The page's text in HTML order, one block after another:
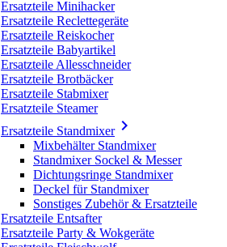
Ersatzteile Minihacker
Ersatzteile Reclettegeräte
Ersatzteile Reiskocher
Ersatzteile Babyartikel
Ersatzteile Allesschneider
Ersatzteile Brotbäcker
Ersatzteile Stabmixer
Ersatzteile Steamer
Ersatzteile Standmixer
Mixbehälter Standmixer
Standmixer Sockel & Messer
Dichtungsringe Standmixer
Deckel für Standmixer
Sonstiges Zubehör & Ersatzteile
Ersatzteile Entsafter
Ersatzteile Party & Wokgeräte